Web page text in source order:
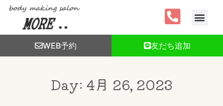
WEB予約 友だち追加
Day: 4月 26, 2023